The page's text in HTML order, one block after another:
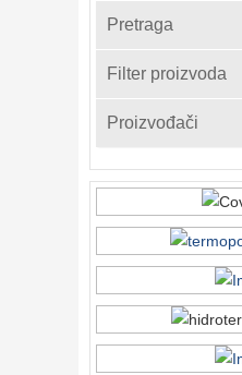
Pretraga
Filter proizvoda
Proizvođači